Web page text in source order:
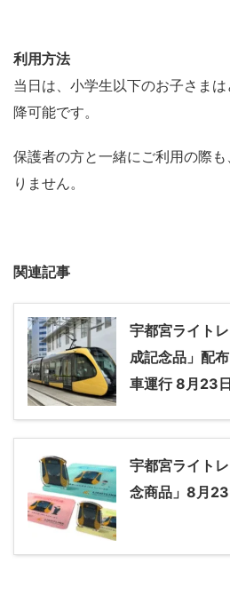
利用方法
当日は、小学生以下のお子さま
降可能です。
保護者の方と一緒にご利用の際
りません。
関連記事
宇都宮ライト
成記念品」配
車運行 8月23
宇都宮ライト
念商品」8月